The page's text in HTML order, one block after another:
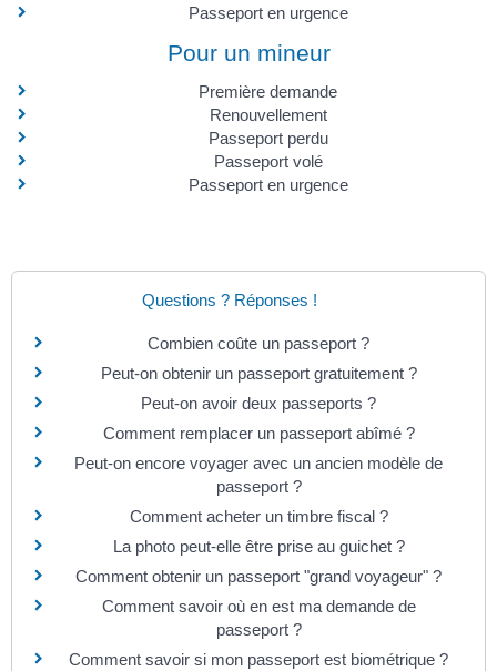
Passeport en urgence
Pour un mineur
Première demande
Renouvellement
Passeport perdu
Passeport volé
Passeport en urgence
Questions ? Réponses !
Combien coûte un passeport ?
Peut-on obtenir un passeport gratuitement ?
Peut-on avoir deux passeports ?
Comment remplacer un passeport abîmé ?
Peut-on encore voyager avec un ancien modèle de
passeport ?
Comment acheter un timbre fiscal ?
La photo peut-elle être prise au guichet ?
Comment obtenir un passeport "grand voyageur" ?
Comment savoir où en est ma demande de
passeport ?
Comment savoir si mon passeport est biométrique ?